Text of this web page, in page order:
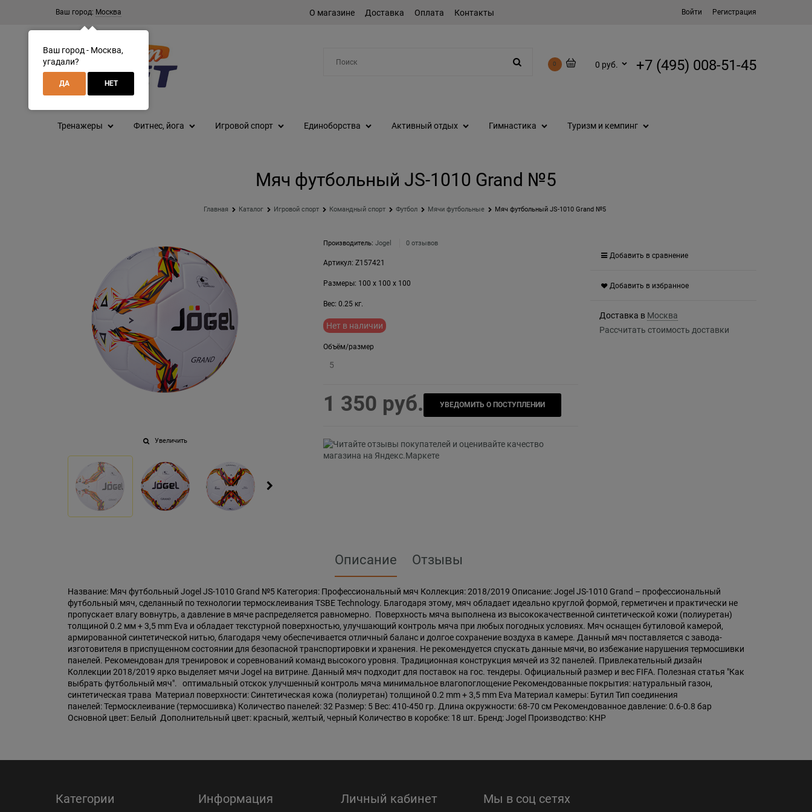
Ваш город: Москва О магазине Доставка Оплата Контакты Войти Регистрация
0 0 руб. +7 (495) 008-51-45
Тренажеры Фитнес, йога Игровой спорт Единоборства Активный отдых Гимнастика Туризм и кемпинг
Мяч футбольный JS-1010 Grand №5
Главная Каталог Игровой спорт Командный спорт Футбол Мячи футбольные Мяч футбольный JS-1010 Grand №5
Увеличить
Производитель: Jogel 0 отзывов
Артикул: Z157421
Размеры: 100 x 100 x 100
Вес: 0.25кг.
Нет в наличии
Объём/размер
5
1 350 руб. УВЕДОМИТЬ О ПОСТУПЛЕНИИ
Добавить в сравнение
Добавить в избранное
Доставка в Москва
Рассчитать стоимость доставки
Описание Отзывы
Название: Мяч футбольный Jogel JS-1010 Grand №5 Категория: Профессиональный мяч Коллекция: 2018/2019 Описание: Jogel JS-1010 Grand – профессиональный
футбольный мяч, сделанный по технологии термосклеивания TSBE Technology. Благодаря этому, мяч обладает идеально круглой формой, герметичен и практически не
пропускает влагу вовнутрь, а давление в мяче распределяется равномерно. Поверхность мяча выполнена из высококачественной синтетической кожи (полиуретан)
толщиной 0.2 мм + 3,5 mm Eva и обладает текстурной поверхностью, улучшающий контроль мяча при любых погодных условиях. Мяч оснащен бутиловой камерой,
армированной синтетической нитью, благодаря чему обеспечивается отличный баланс и долгое сохранение воздуха в камере. Данный мяч поставляется с завода-
изготовителя в приспущенном состоянии для безопасной транспортировки и хранения. Не рекомендуется спускать данные мячи, во избежание нарушения термосшивки
панелей. Рекомендован для тренировок и соревнований команд высокого уровня. Традиционная конструкция мячей из 32 панелей. Привлекательный дизайн
Коллекции 2018/2019 ярко выделяет мячи Jogel на витрине. Данный мяч подходит для поставок на гос. тендеры. Официальный размер и вес FIFA. Полезная статья "Как
выбрать футбольный мяч". оптимальный отскок улучшенный контроль мяча минимальное влагопоглощение Рекомендованные покрытия: натуральный газон,
синтетическая трава Материал поверхности: Синтетическая кожа (полиуретан) толщиной 0.2 mm + 3,5 mm Eva Материал камеры: Бутил Тип соединения
панелей: Термосклеивание (термосшивка) Количество панелей: 32 Размер: 5 Вес: 410-450 гр. Длина окружности: 68-70 см Рекомендованное давление: 0.6-0.8 бар
Основной цвет: Белый Дополнительный цвет: красный, желтый, черный Количество в коробке: 18 шт. Бренд: Jogel Производство: КНР
Категории Информация Личный кабинет Мы в соц сетях
Ваш город - Москва,
угадали?
ДА НЕТ